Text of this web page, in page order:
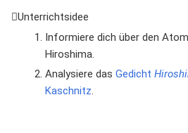
Unterrichtsidee
Informiere dich über den
Hiroshima.
Analysiere das Gedicht
Kaschnitz